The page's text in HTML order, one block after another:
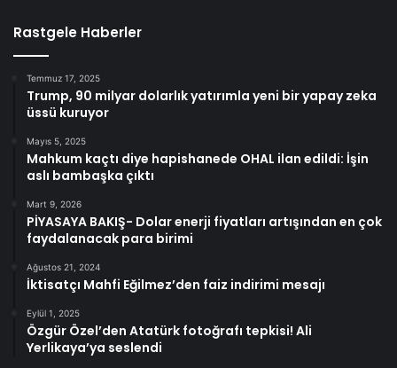
Rastgele Haberler
Temmuz 17, 2025
Trump, 90 milyar dolarlık yatırımla yeni bir yapay zeka
üssü kuruyor
Mayıs 5, 2025
Mahkum kaçtı diye hapishanede OHAL ilan edildi: İşin
aslı bambaşka çıktı
Mart 9, 2026
PİYASAYA BAKIŞ- Dolar enerji fiyatları artışından en çok
faydalanacak para birimi
Ağustos 21, 2024
İktisatçı Mahfi Eğilmez’den faiz indirimi mesajı
Eylül 1, 2025
Özgür Özel’den Atatürk fotoğrafı tepkisi! Ali
Yerlikaya’ya seslendi